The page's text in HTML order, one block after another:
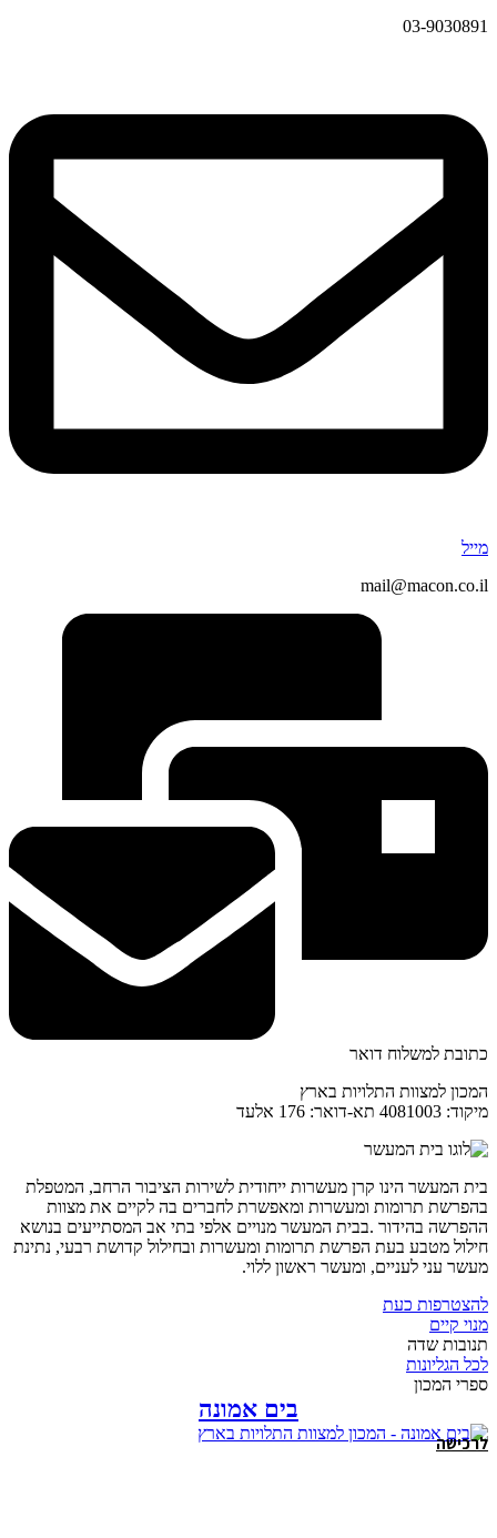
03-9030891
מייל
mail@macon.co.il
כתובת למשלוח דואר
המכון למצוות התלויות בארץ
מיקוד: 4081003 תא-דואר: 176 אלעד
בית המעשר הינו קרן מעשרות ייחודית לשירות הציבור הרחב, המטפלת
בהפרשת תרומות ומעשרות ומאפשרת לחברים בה לקיים את מצוות
ההפרשה בהידור .בבית המעשר מנויים אלפי בתי אב המסתייעים בנושא
חילול מטבע בעת הפרשת תרומות ומעשרות ובחילול קדושת רבעי, נתינת
מעשר עני לעניים, ומעשר ראשון ללוי.
להצטרפות כעת
מנוי קיים
תנובות שדה
לכל הגליונות
ספרי המכון
בים אמונה
לרכישה